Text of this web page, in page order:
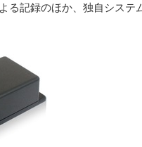
る記録のほか、独自システ